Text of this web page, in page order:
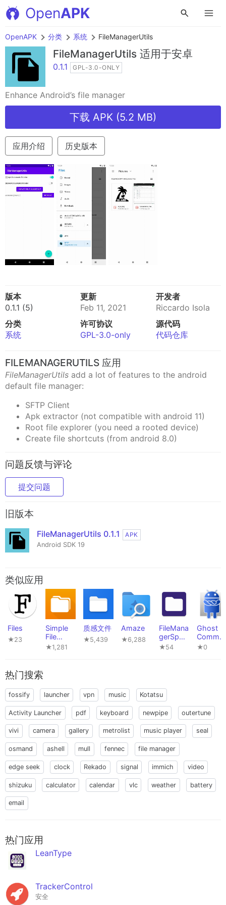
OpenAPK
OpenAPK 分类 系统 FileManagerUtils
FileManagerUtils 适用于安卓
0.1.1 GPL-3.0-ONLY
Enhance Android’s file manager
下载 APK (5.2 MB)
应用介绍 历史版本
版本
0.1.1 (5)
更新
Feb 11, 2021
开发者
Riccardo Isola
分类
系统
许可协议
GPL-3.0-only
源代码
代码仓库
FILEMANAGERUTILS 应用
FileManagerUtils add a lot of features to the android
default file manager:
SFTP Client
Apk extractor (not compatible with android 11)
Root file explorer (you need a rooted device)
Create file shortcuts (from android 8.0)
问题反馈与评论
提交问题
旧版本
FileManagerUtils 0.1.1
APK
Android SDK 19
类似应用
Files
★23
Simple
File
Manager
Pro
★1,281
质感文件
★5,439
Amaze
★6,288
FileMana
gerSphe
re
★54
Ghost
Comma
nder
★0
热门搜索
fossify launcher vpn music Kotatsu
Activity Launcher pdf keyboard newpipe outertune
vivi camera gallery metrolist music player seal
osmand ashell mull fennec file manager
edge seek clock Rekado signal immich video
shizuku calculator calendar vlc weather battery
email
热门应用
LeanType
TrackerControl
安全